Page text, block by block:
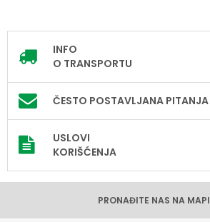
INFO
O TRANSPORTU
ČESTO POSTAVLJANA PITANJA
USLOVI
KORIŠĆENJA
PRONAĐITE NAS NA MAPI